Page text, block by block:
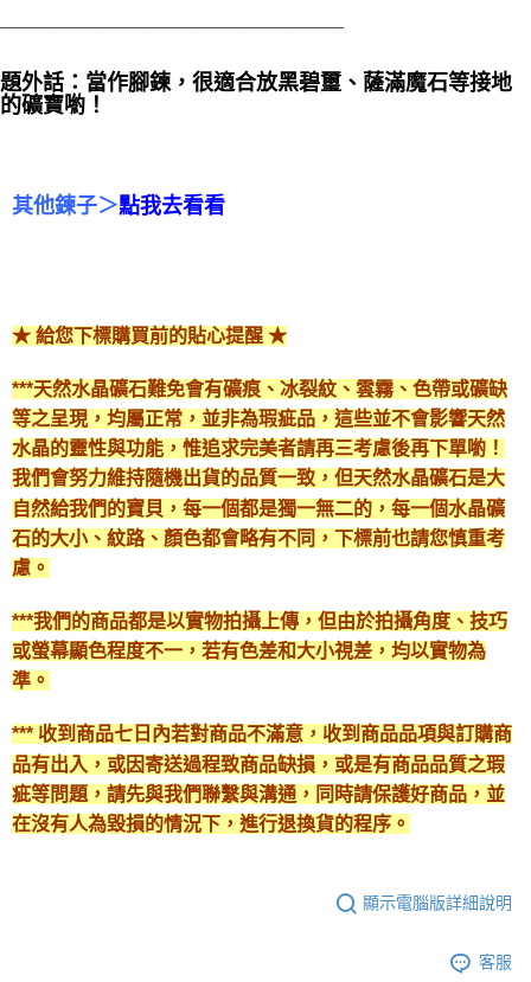
題外話：當作腳鍊，很適合放黑碧璽、薩滿魔石等接地
的礦寶喲！
其他鍊子＞點我去看看
★ 給您下標購買前的貼心提醒 ★
***天然水晶礦石難免會有礦痕、冰裂紋、雲霧、色帶或礦缺
等之呈現，均屬正常，並非為瑕疵品，這些並不會影響天然
水晶的靈性與功能，惟追求完美者請再三考慮後再下單喲！
我們會努力維持隨機出貨的品質一致，但天然水晶礦石是大
自然給我們的寶貝，每一個都是獨一無二的，每一個水晶礦
石的大小、紋路、顏色都會略有不同，下標前也請您慎重考
慮。
***我們的商品都是以實物拍攝上傳，但由於拍攝角度、技巧
或螢幕顯色程度不一，若有色差和大小視差，均以實物為
準。
*** 收到商品七日內若對商品不滿意，收到商品品項與訂購商
品有出入，或因寄送過程致商品缺損，或是有商品品質之瑕
疵等問題，請先與我們聯繫與溝通，同時請保護好商品，並
在沒有人為毀損的情況下，進行退換貨的程序。
顯示電腦版詳細說明
客服